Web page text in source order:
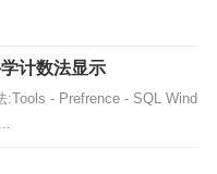
学计数法显示
:Tools - Prefrence - SQL Wind